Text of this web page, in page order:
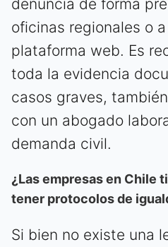
denuncia de forma
oficinas regionales o
plataforma web. Es
toda la evidencia
casos graves,
con un abogado
demanda civil.
¿Las empresas en Chile
tener protocolos de
Si bien no existe una